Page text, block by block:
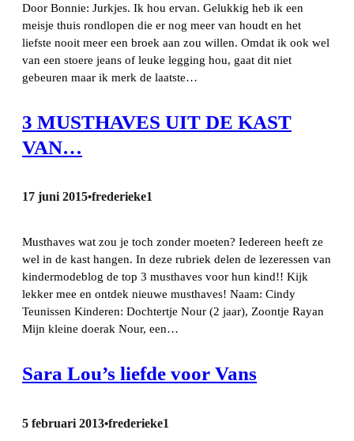
Door Bonnie: Jurkjes. Ik hou ervan. Gelukkig heb ik een
meisje thuis rondlopen die er nog meer van houdt en het
liefste nooit meer een broek aan zou willen. Omdat ik ook wel
van een stoere jeans of leuke legging hou, gaat dit niet
gebeuren maar ik merk de laatste…
3 MUSTHAVES UIT DE KAST
VAN…
17 juni 2015•frederieke1
Musthaves wat zou je toch zonder moeten? Iedereen heeft ze
wel in de kast hangen. In deze rubriek delen de lezeressen van
kindermodeblog de top 3 musthaves voor hun kind!! Kijk
lekker mee en ontdek nieuwe musthaves! Naam: Cindy
Teunissen Kinderen: Dochtertje Nour (2 jaar), Zoontje Rayan
Mijn kleine doerak Nour, een…
Sara Lou’s liefde voor Vans
5 februari 2013•frederieke1